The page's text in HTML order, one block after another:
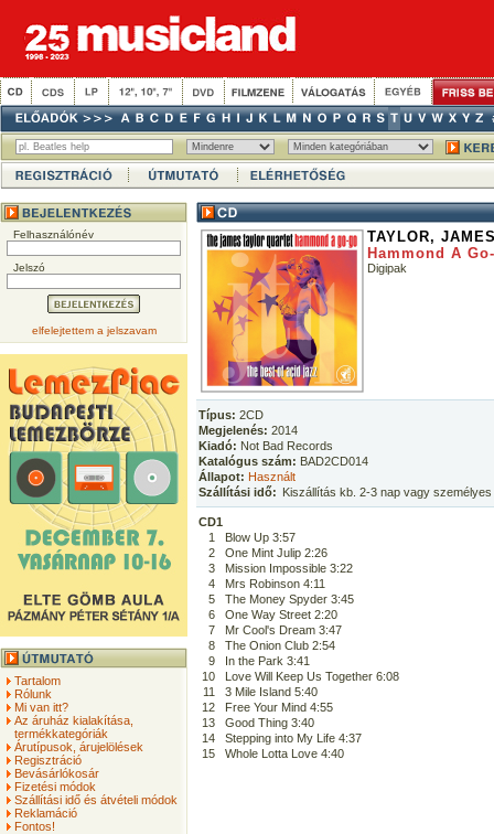
Felhasználónév
Jelszó
elfelejtettem a jelszavam
Tartalom
Rólunk
Mi van itt?
Az áruház kialakítása,
termékkategóriák
Árutípusok, árujelölések
Regisztráció
Bevásárlókosár
Fizetési módok
Szállítási idő és átvételi módok
Reklamáció
Fontos!
TAYLOR,
Hammond A
Digipak
Típus: 2CD
Megjelenés: 2014
Kiadó: Not Bad Records
Katalógus szám: BAD2CD014
Állapot: Használt
Szállítási idő: Kiszállítás kb. 2-3 nap vagy
CD1
1
Blow Up 3:57
2
One Mint Julip 2:26
3
Mission Impossible 3:22
4
Mrs Robinson 4:11
5
The Money Spyder 3:45
6
One Way Street 2:20
7
Mr Cool's Dream 3:47
8
The Onion Club 2:54
9
In the Park 3:41
10
Love Will Keep Us Together 6:08
11
3 Mile Island 5:40
12
Free Your Mind 4:55
13
Good Thing 3:40
14
Stepping into My Life 4:37
15
Whole Lotta Love 4:40